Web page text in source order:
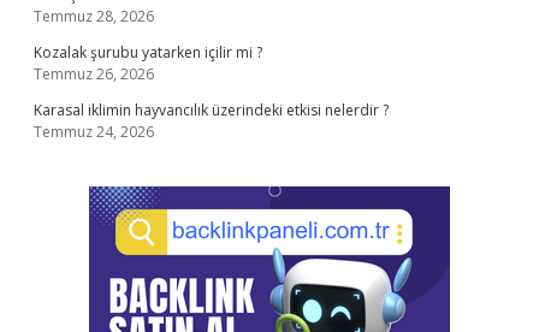
Temmuz 28, 2026
Kozalak şurubu yatarken içilir mi ?
Temmuz 26, 2026
Karasal iklimin hayvancılık üzerindeki etkisi nelerdir ?
Temmuz 24, 2026